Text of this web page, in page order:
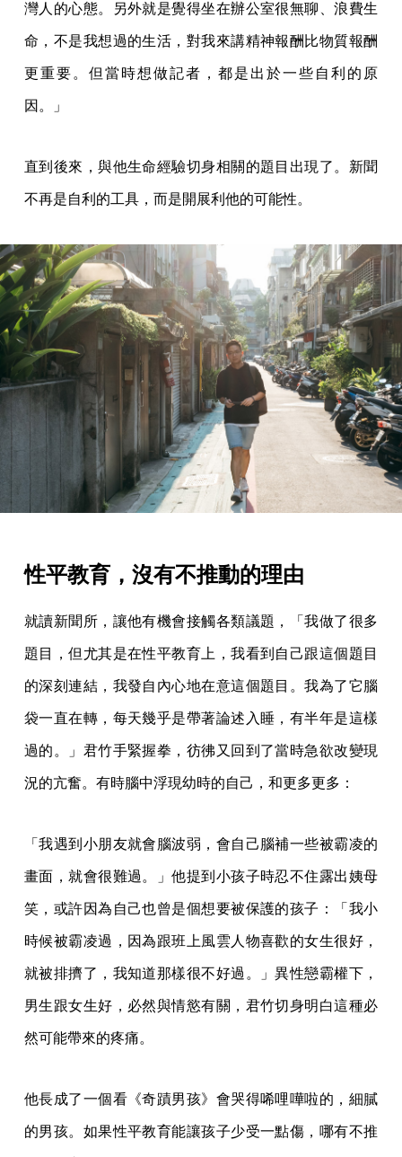
灣人的心態。另外就是覺得坐在辦公室很無聊、浪費生
命，不是我想過的生活，對我來講精神報酬比物質報酬
更重要。但當時想做記者，都是出於一些自利的原
因。」
直到後來，與他生命經驗切身相關的題目出現了。新聞
不再是自利的工具，而是開展利他的可能性。
性平教育，沒有不推動的理由
就讀新聞所，讓他有機會接觸各類議題，「我做了很多
題目，但尤其是在性平教育上，我看到自己跟這個題目
的深刻連結，我發自內心地在意這個題目。我為了它腦
袋一直在轉，每天幾乎是帶著論述入睡，有半年是這樣
過的。」君竹手緊握拳，彷彿又回到了當時急欲改變現
況的亢奮。有時腦中浮現幼時的自己，和更多更多：
「我遇到小朋友就會腦波弱，會自己腦補一些被霸凌的
畫面，就會很難過。」他提到小孩子時忍不住露出姨母
笑，或許因為自己也曾是個想要被保護的孩子：「我小
時候被霸凌過，因為跟班上風雲人物喜歡的女生很好，
就被排擠了，我知道那樣很不好過。」異性戀霸權下，
男生跟女生好，必然與情慾有關，君竹切身明白這種必
然可能帶來的疼痛。
他長成了一個看《奇蹟男孩》會哭得唏哩嘩啦的，細膩
的男孩。如果性平教育能讓孩子少受一點傷，哪有不推